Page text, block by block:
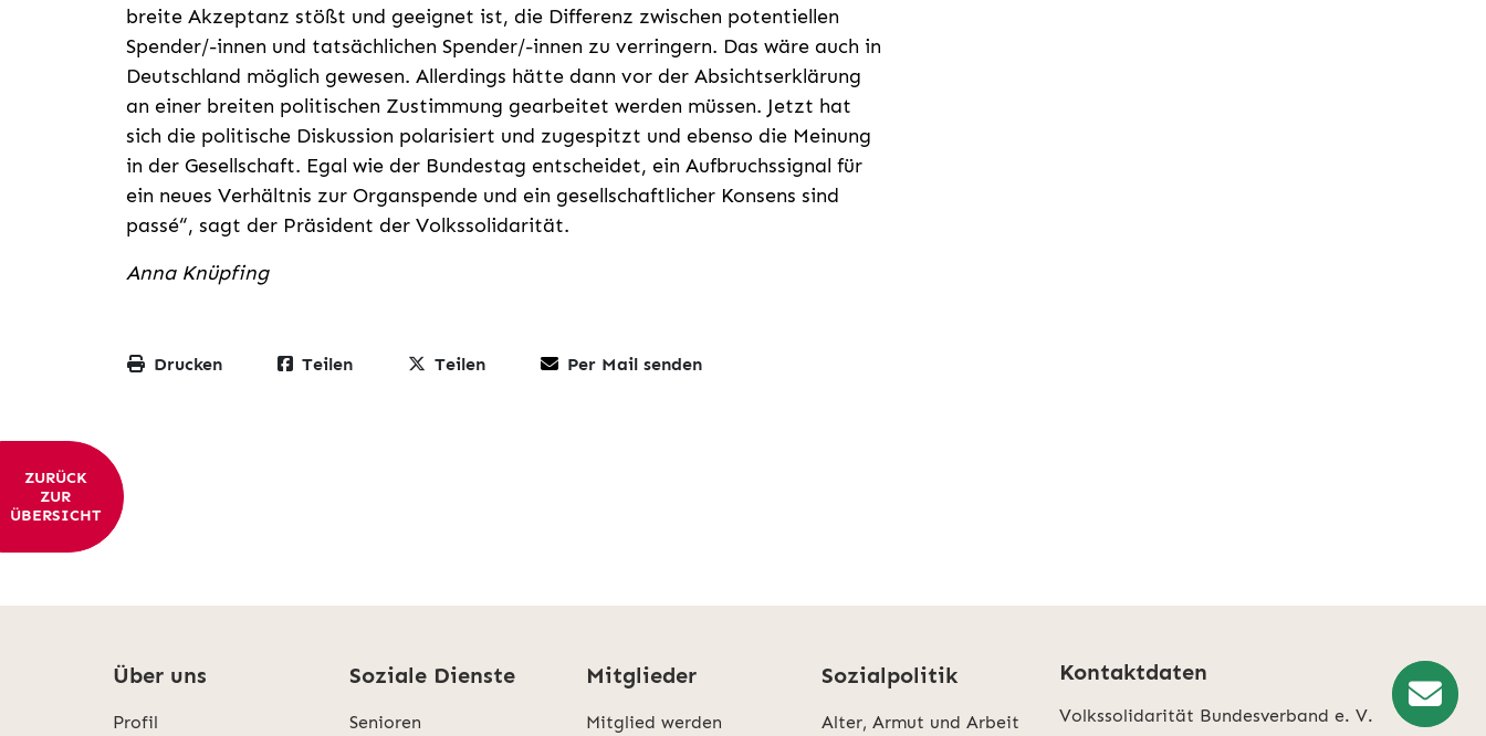
breite Akzeptanz stößt und geeignet ist, die Differenz zwischen potentiellen
Spender/-innen und tatsächlichen Spender/-innen zu verringern. Das wäre auch in
Deutschland möglich gewesen. Allerdings hätte dann vor der Absichtserklärung
an einer breiten politischen Zustimmung gearbeitet werden müssen. Jetzt hat
sich die politische Diskussion polarisiert und zugespitzt und ebenso die Meinung
in der Gesellschaft. Egal wie der Bundestag entscheidet, ein Aufbruchssignal für
ein neues Verhältnis zur Organspende und ein gesellschaftlicher Konsens sind
passé“, sagt der Präsident der Volkssolidarität.
Anna Knüpfing
Drucken Teilen Teilen Per Mail senden
ZURÜCK
ZUR
ÜBERSICHT
Über uns
Profil
Soziale Dienste
Senioren
Mitglieder
Mitglied werden
Sozialpolitik
Alter, Armut und Arbeit
Kontaktdaten
Volkssolidarität Bundesverband e. V.